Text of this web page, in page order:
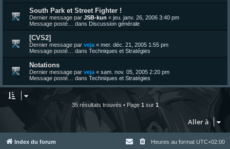
South Park et Street Fighter !
Dernier message par JSB-kun « jeu. janv. 26, 2006 3:40 pm
Message posté… dans Discussion générale
[CVS2]
Dernier message par veja « mer. déc. 21, 2005 1:55 pm
Message posté… dans Techniques et Stratégies
Notations
Dernier message par veja « sam. nov. 05, 2005 2:20 pm
Message posté… dans Techniques et Stratégies
35 résultats trouvés • Page 1 sur 1
Aller à
Index du forum Heures au format UTC+02:00